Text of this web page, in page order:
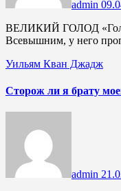
admin
ВЕЛИКИЙ ГОЛОД «Голодный человек не видит ничего, кроме удовлетворения своего аппетита, а когда он знакомится со
Всевышним, у него
Уильям Кван Джадж
Сторож ли я брату
admin